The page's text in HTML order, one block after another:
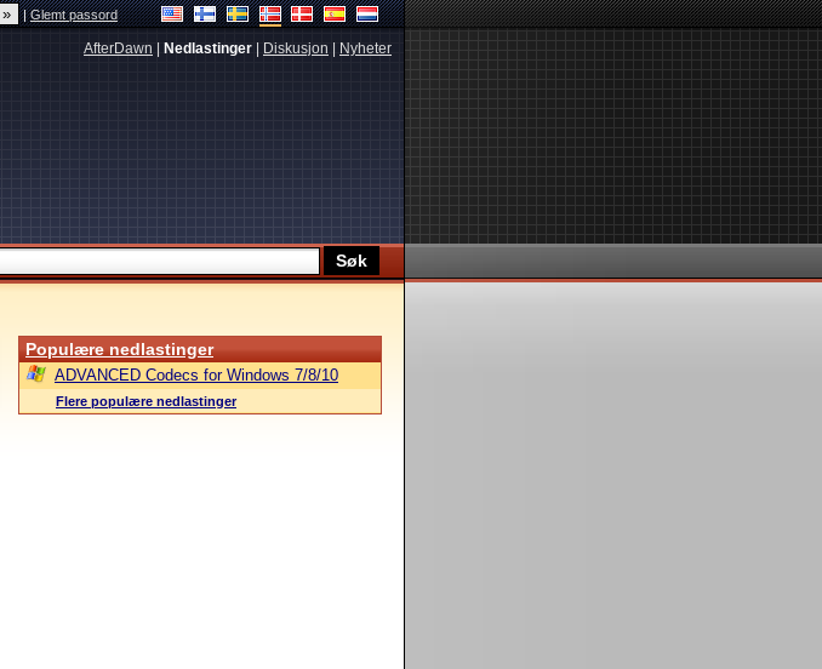
|Glemt passord
AfterDawn Nedlastinger Diskusjon Nyheter
Populære nedlastinger
ADVANCED Codecs for Windows 7/8/10
Flere populære nedlastinger